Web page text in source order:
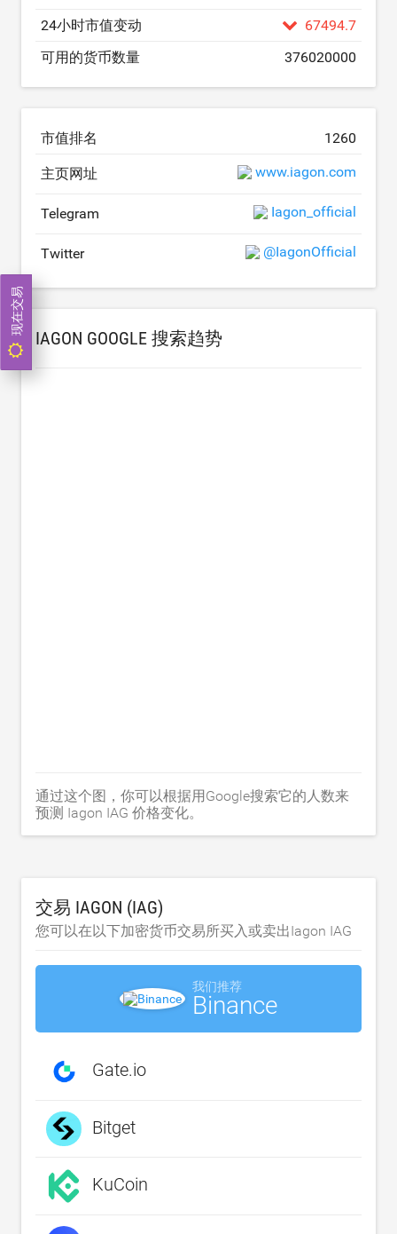
24小时市值变动
67494.7
可用的货币数量
376020000
市值排名 1260
主页网址 www.iagon.com
Telegram Iagon_official
Twitter @IagonOfficial
IAGON GOOGLE 搜索趋势
通过这个图，你可以根据用Google搜索它的人数来
预测 Iagon IAG 价格变化。
交易 IAGON (IAG)
您可以在以下加密货币交易所买入或卖出Iagon IAG
我们推荐
Binance
Gate.io
Bitget
KuCoin
现在交易